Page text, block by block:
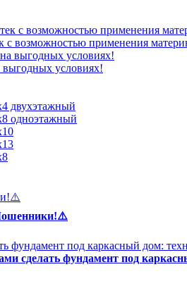
возможностью применения
выгодных условиях!
сделать фундамент под